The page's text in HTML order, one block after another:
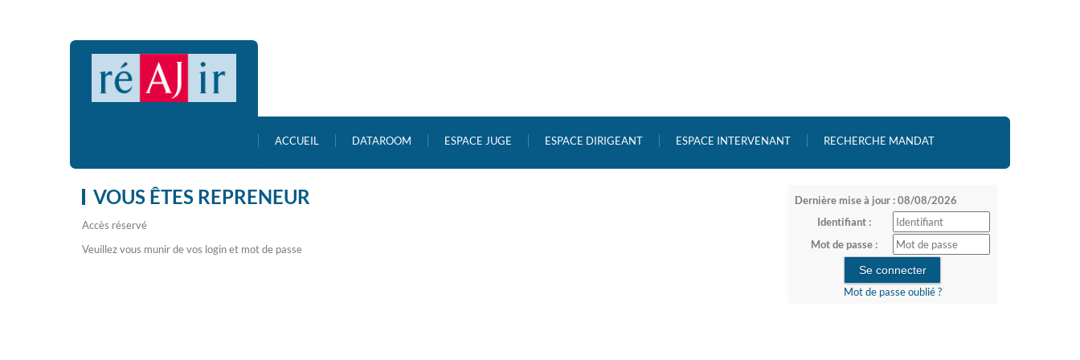
ACCUEIL DATAROOM ESPACE JUGE ESPACE DIRIGEANT ESPACE INTERVENANT RECHERCHE MANDAT
Dernière mise à jour : 08/08/2026
Identifiant :
Mot de passe :
Mot de passe oublié ?
VOUS ÊTES REPRENEUR
Accès réservé
Veuillez vous munir de vos login et mot de passe